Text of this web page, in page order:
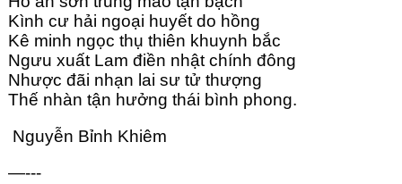
Kình cư hải ngoại huyết do hồng
Kê minh ngọc thụ thiên khuynh bắc
Ngưu xuất Lam điền nhật chính đông
Nhược đãi nhạn lai sư tử thượng
Thế nhàn tận hưởng thái bình phong.
Nguyễn Bỉnh Khiêm
—---